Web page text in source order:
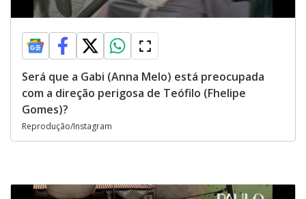
Será que a Gabi (Anna Melo) está preocupada
com a direção perigosa de Teófilo (Fhelipe
Gomes)?
Reprodução/Instagram